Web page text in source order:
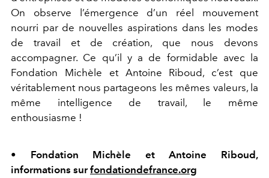
On observe l’émergence d’un réel mouvement
nourri par de nouvelles aspirations dans les modes
de travail et de création, que nous devons
accompagner. Ce qu’il y a de formidable avec la
Fondation Michèle et Antoine Riboud, c’est que
véritablement nous partageons les mêmes valeurs, la
même intelligence de travail, le même
enthousiasme !
• Fondation Michèle et Antoine Riboud,
informations sur fondationdefrance.org